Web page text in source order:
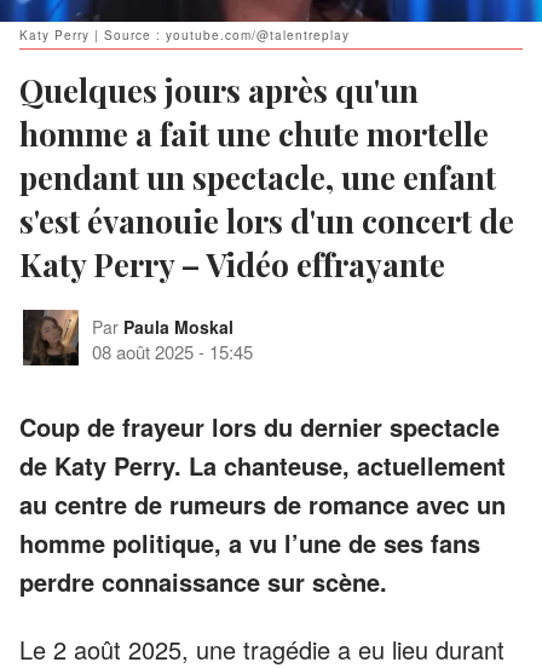
Katy Perry | Source : youtube.com/@talentreplay
Quelques jours après qu'un
homme a fait une chute mortelle
pendant un spectacle, une enfant
s'est évanouie lors d'un concert de
Katy Perry – Vidéo effrayante
Par Paula Moskal
08 août 2025- 15:45
Coup de frayeur lors du dernier spectacle
de Katy Perry. La chanteuse, actuellement
au centre de rumeurs de romance avec un
homme politique, a vu l’une de ses fans
perdre connaissance sur scène.
Le 2 août 2025, une tragédie a eu lieu durant